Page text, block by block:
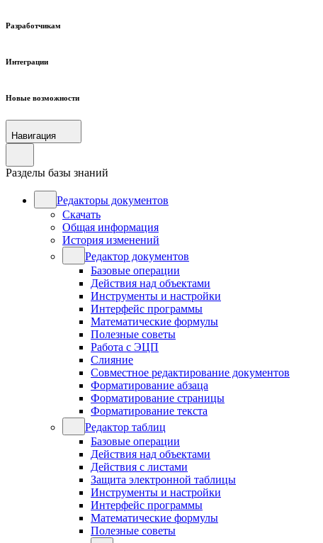
Разработчикам
Интеграции
Новые возможности
Навигация
Разделы базы знаний
Редакторы документов
Скачать
Общая информация
История изменений
Редактор документов
Базовые операции
Действия над объектами
Инструменты и настройки
Интерфейс программы
Математические формулы
Полезные советы
Работа с ЭЦП
Слияние
Совместное редактирование документов
Форматирование абзаца
Форматирование страницы
Форматирование текста
Редактор таблиц
Базовые операции
Действия над объектами
Действия с листами
Защита электронной таблицы
Инструменты и настройки
Интерфейс программы
Математические формулы
Полезные советы